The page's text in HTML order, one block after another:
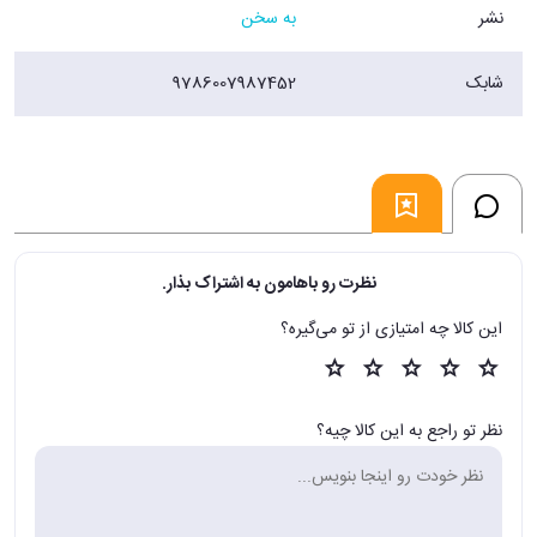
نشر به سخن
شابک 9786007987452
نظرت رو باهامون به اشتراک بذار.
این کالا چه امتیازی از تو می‌گیره؟
نظر تو راجع به این کالا چیه؟